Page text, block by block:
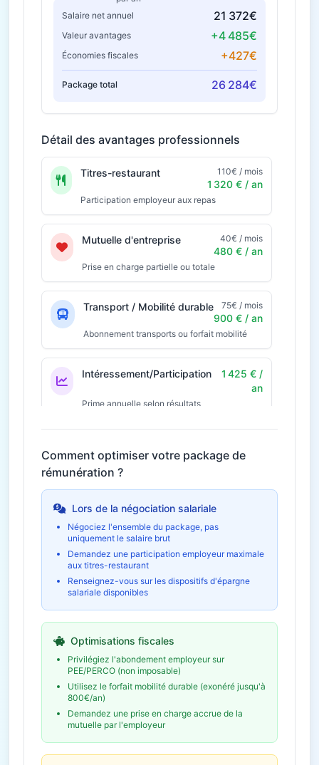
Salaire net annuel
21 372€
Valeur avantages +4 485€
Économies fiscales +427€
Package total 26 284€
Détail des avantages professionnels
Titres-restaurant 110€ / mois
1 320 € / an
Participation employeur aux repas
Mutuelle d'entreprise 40€ / mois
480 € / an
Prise en charge partielle ou totale
Transport / Mobilité durable 75€ / mois
900 € / an
Abonnement transports ou forfait mobilité
Intéressement/Participation
1 425 € /
an
Prime annuelle selon résultats
Télétravail 30€ / mois
Comment optimiser votre package de
rémunération ?
Lors de la négociation salariale
Négociez l'ensemble du package, pas
uniquement le salaire brut
Demandez une participation employeur maximale
aux titres-restaurant
Renseignez-vous sur les dispositifs d'épargne
salariale disponibles
Optimisations fiscales
Privilégiez l'abondement employeur sur
PEE/PERCO (non imposable)
Utilisez le forfait mobilité durable (exonéré jusqu'à
800€/an)
Demandez une prise en charge accrue de la
mutuelle par l'employeur